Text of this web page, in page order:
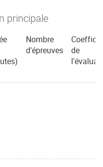
principale
Nombre
d'épreuves
de